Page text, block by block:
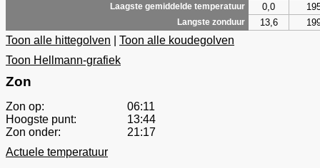
Laagste gemiddelde temperatuur 0,0
Langste zonduur 13,6
Toon alle hittegolven
Toon alle koudegolven
Toon Hellmann-grafiek
Zon
Zon op:
06:11
Hoogste punt:
13:44
Zon onder:
21:17
Actuele temperatuur